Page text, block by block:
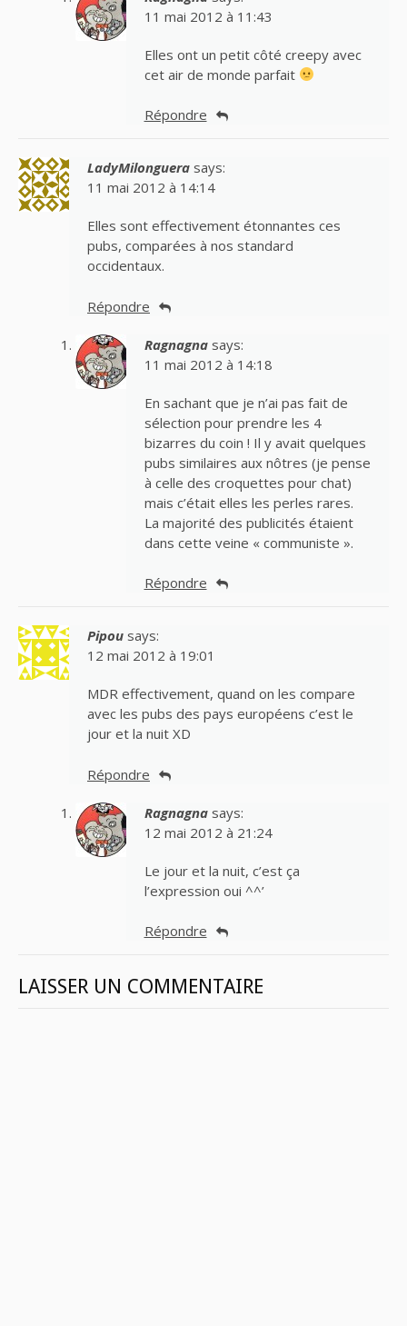
11 mai 2012 à 11:43
Elles ont un petit côté creepy avec
cet air de monde parfait
Répondre
LadyMilonguera says:
11 mai 2012 à 14:14
Elles sont effectivement étonnantes ces
pubs, comparées à nos standard
occidentaux.
Répondre
Ragnagna says:
11 mai 2012 à 14:18
En sachant que je n’ai pas fait de
sélection pour prendre les 4
bizarres du coin ! Il y avait quelques
pubs similaires aux nôtres (je pense
à celle des croquettes pour chat)
mais c’était elles les perles rares.
La majorité des publicités étaient
dans cette veine « communiste ».
Répondre
Pipou says:
12 mai 2012 à 19:01
MDR effectivement, quand on les compare
avec les pubs des pays européens c’est le
jour et la nuit XD
Répondre
Ragnagna says:
12 mai 2012 à 21:24
Le jour et la nuit, c’est ça
l’expression oui ^^’
Répondre
LAISSER UN COMMENTAIRE